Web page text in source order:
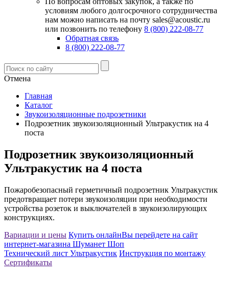
условиям любого долгосрочного сотрудничества
нам можно написать на почту sales@acoustic.ru
или позвонить по телефону 8 (800) 222-08-77
Обратная связь
8 (800) 222-08-77
Отмена
Главная
Каталог
Звукоизоляционные подрозетники
Подрозетник звукоизоляционный Ультракустик на 4
поста
Подрозетник звукоизоляционный
Ультракустик на 4 поста
Пожаробезопасный герметичный подрозетник Ультракустик
предотвращает потери звукоизоляции при необходимости
устройства розеток и выключателей в звукоизолирующих
конструкциях.
Вариации и цены Купить онлайнВы перейдете на сайт
интернет-магазина Шуманет Шоп
Технический лист Ультракустик Инструкция по монтажу
Сертификаты